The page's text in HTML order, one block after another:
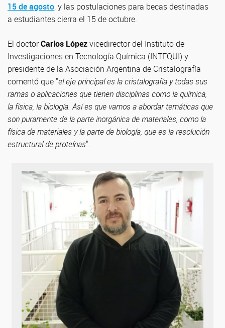
15 de agosto, y las postulaciones para becas destinadas
a estudiantes cierra el 15 de octubre.
El doctorCarlos Lópezvicedirector del Instituto de
Investigaciones en Tecnología Química (INTEQUI) y
presidente de la Asociación Argentina de Cristalografía
comentó que "el eje principal es la cristalografía y todas sus
ramas o aplicaciones que tienen disciplinas como la química,
la física, la biología. Así es que vamos a abordar temáticas que
son puramente de la parte inorgánica de materiales, como la
física de materiales y la parte de biología, que es la resolución
estructural de proteínas".